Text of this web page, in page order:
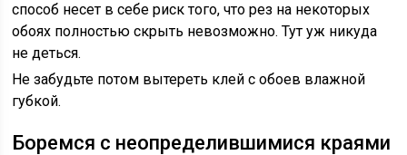
способ несет в себе риск того, что рез на некоторых
обоях полностью скрыть невозможно. Тут уж никуда
не деться.
Не забудьте потом вытереть клей с обоев влажной
губкой.
Боремся с неопределившимися краями